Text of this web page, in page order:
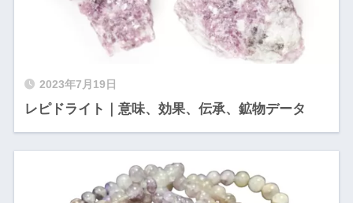
2023年7月19日
レピドライト｜意味、効果、伝承、鉱物データ